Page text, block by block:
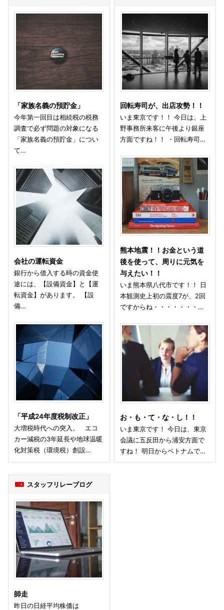
「家族名義の預貯金」
今年第一回目は相続税の税務
調査で必ず問題の対象になる
「家族名義の預貯金」につい
て…
会社の運転資金
銀行から借入する時の資金使
途には、【設備資金】と【運
転資金】があります。 【設
備…
「平成24年度税制改正」
大増税時代への突入。 エコ
カー減税の3年延長や地球温暖
化対策税（環境税）創設…
回転寿司が、出店攻勢！！
いま東京です！！ 今日は、上
野事務所来客に午後より銀座
方面ですね！！ ・回転寿司…
熊本地震！！お金という道
後を使って、周りに元気を
与えたい！！
いま熊本県八代市です！！ 日
本観測史上初の震度7が、2回
ですからね・・・・・・・…
お・も・て・な・し！！
いま東京です！ 今日は、東京
会議に五反田から浦安方面で
すね！ 明日からベトナムで…
スタッフリレーブログ
師走
昨日の日経平均株価は